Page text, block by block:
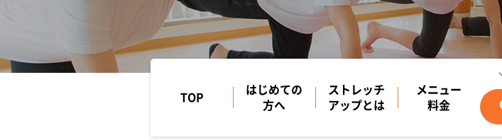
TOP
はじめての
方へ
ストレッチ
アップとは
メニュー
料金